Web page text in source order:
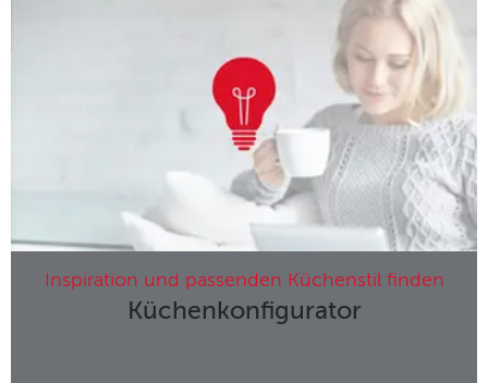
Inspiration und passenden Küchenstil finden
Küchenkonfigurator